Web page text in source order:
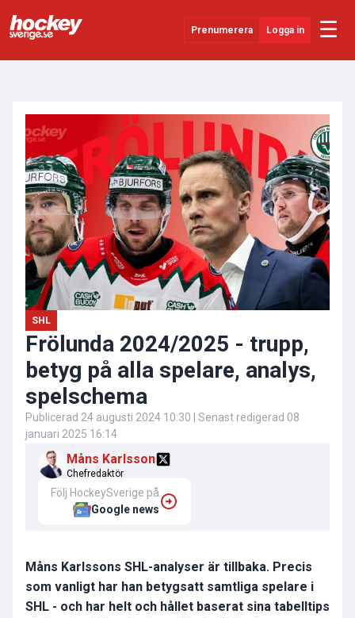
Prenumerera Logga in ☰
SHL
Evenemang
Övrigt
SHL
Frölunda 2024/2025 - trupp,
betyg på alla spelare, analys,
spelschema
Publicerad 24 augusti 2024 10:30 | Senast redigerad 08
januari 2025 16:14
Måns Karlsson
Chefredaktör
Följ HockeySverige på
Google news
Måns Karlssons SHL-analyser är tillbaka. Precis
som vanligt har han betygsatt samtliga spelare i
SHL - och har helt och hållet baserat sina tabelltips